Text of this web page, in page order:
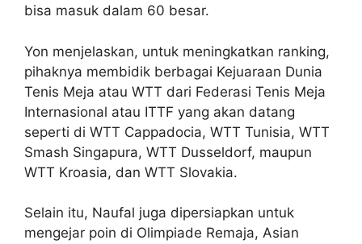
bisa masuk dalam 60 besar.
Yon menjelaskan, untuk meningkatkan ranking,
pihaknya membidik berbagai Kejuaraan Dunia
Tenis Meja atau WTT dari Federasi Tenis Meja
Internasional atau ITTF yang akan datang
seperti di WTT Cappadocia, WTT Tunisia, WTT
Smash Singapura, WTT Dusseldorf, maupun
WTT Kroasia, dan WTT Slovakia.
Selain itu, Naufal juga dipersiapkan untuk
mengejar poin di Olimpiade Remaja, Asian